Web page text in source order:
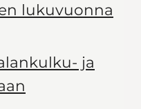
lukuvuonna
ja